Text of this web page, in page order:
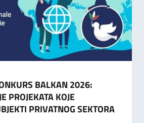
BALKAN 2026:
PROJEKATA KOJE
PRIVATNOG SEKTORA